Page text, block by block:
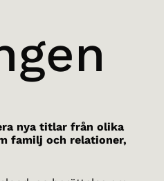
nya titlar från olika
familj och relationer,